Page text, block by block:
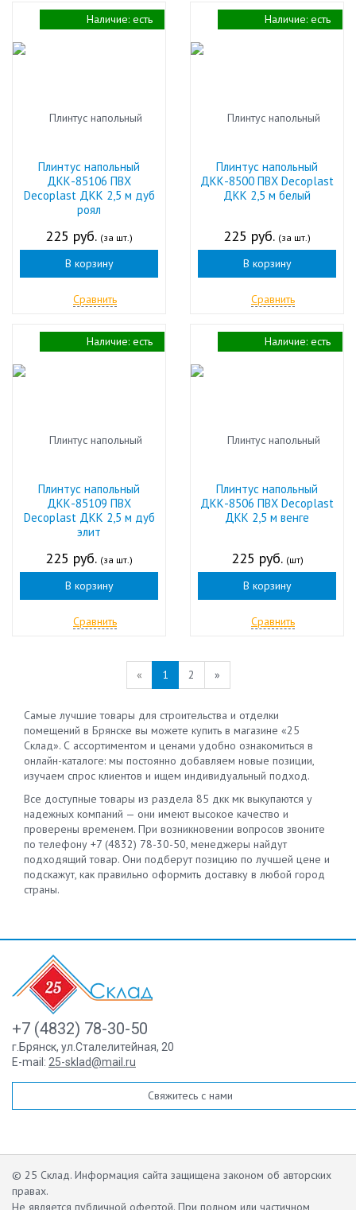
Плинтус напольный
ДКК-85106 ПВХ
Decoplast ДКК 2,5 м дуб
роял
225 руб. (за шт.)
В корзину
Сравнить
Наличие: есть
Плинтус напольный
ДКК-8500 ПВХ Decoplast
ДКК 2,5 м белый
225 руб. (за шт.)
В корзину
Сравнить
Наличие: есть
Плинтус напольный
ДКК-85109 ПВХ
Decoplast ДКК 2,5 м дуб
элит
225 руб. (за шт.)
В корзину
Сравнить
Наличие: есть
Плинтус напольный
ДКК-8506 ПВХ Decoplast
ДКК 2,5 м венге
225 руб. (шт)
В корзину
Сравнить
Наличие: есть
« 1 2 »
Самые лучшие товары для строительства и отделки
помещений в Брянске вы можете купить в магазине «25
Склад». С ассортиментом и ценами удобно ознакомиться в
онлайн-каталоге: мы постоянно добавляем новые позиции,
изучаем спрос клиентов и ищем индивидуальный подход.
Все доступные товары из раздела 85 дкк мк выкупаются у
надежных компаний — они имеют высокое качество и
проверены временем. При возникновении вопросов звоните
по телефону +7 (4832) 78-30-50, менеджеры найдут
подходящий товар. Они подберут позицию по лучшей цене и
подскажут, как правильно оформить доставку в любой город
страны.
+7 (4832) 78-30-50
г.Брянск, ул.Сталелитейная, 20
E-mail: 25-sklad@mail.ru
Свяжитесь с нами
© 25 Склад. Информация сайта защищена законом об авторских
правах.
Не является публичной офертой. При полном или частичном